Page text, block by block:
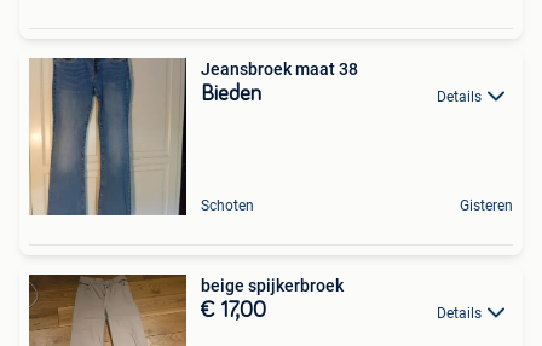
Jeansbroek maat 38
Bieden Details
Schoten Gisteren
beige spijkerbroek
€ 17,00 Details